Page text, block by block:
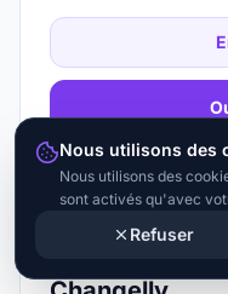
Nous utilisons des
Nous utilisons des
sont activés qu'avec
Refuser